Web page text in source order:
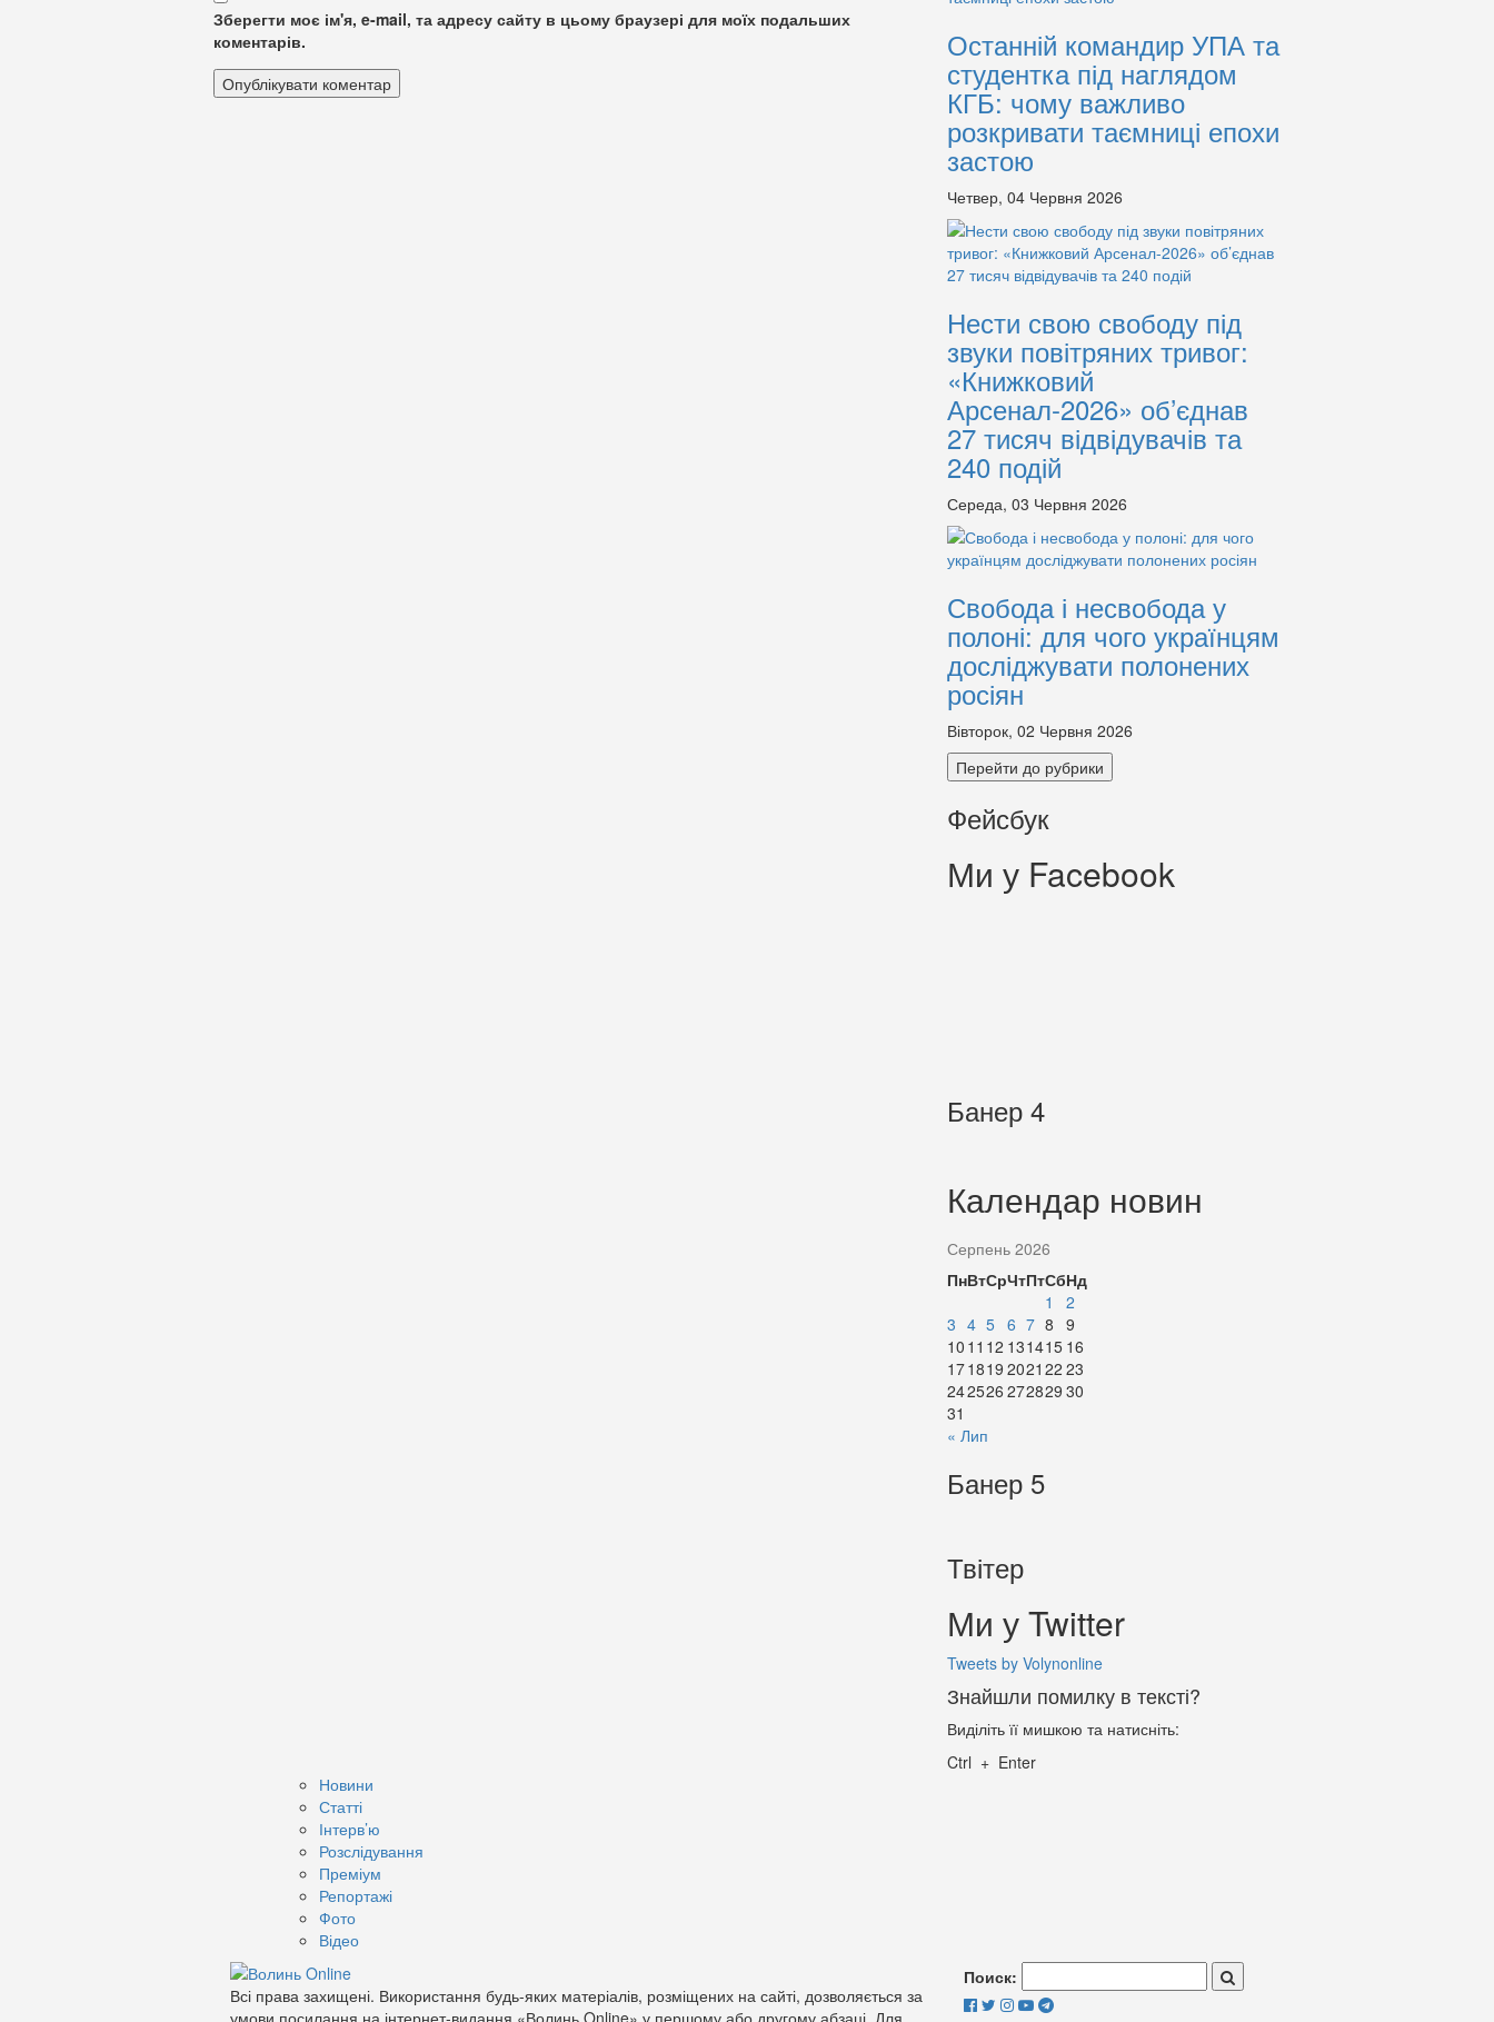
Зберегти моє ім'я, e-mail, та адресу сайту в цьому браузері для моїх подальших
коментарів.
Останній командир УПА та
студентка під наглядом
КГБ: чому важливо
розкривати таємниці епохи
застою
Четвер, 04 Червня 2026
Нести свою свободу під
звуки повітряних тривог:
«Книжковий
Арсенал-2026» об’єднав
27 тисяч відвідувачів та
240 подій
Середа, 03 Червня 2026
Свобода і несвобода у
полоні: для чого українцям
досліджувати полонених
росіян
Вівторок, 02 Червня 2026
Перейти до рубрики
Фейсбук
Ми у Facebook
Банер 4
Календар новин
Серпень 2026
ПнВтСрЧтПтСбНд
1
2
3 4 5 6 7 8 9
10 11 12 131415 16
171819 2021 22 23
242526 272829 30
31
« Лип
Банер 5
Твітер
Ми у Twitter
Tweets by Volynonline
Знайшли помилку в тексті?
Виділіть її мишкою та натисніть:
Ctrl + Enter
Новини
Статті
Інтерв’ю
Розслідування
Преміум
Репортажі
Фото
Відео
Всі права захищені. Використання будь-яких матеріалів, розміщених на сайті, дозволяється за
Поиск: